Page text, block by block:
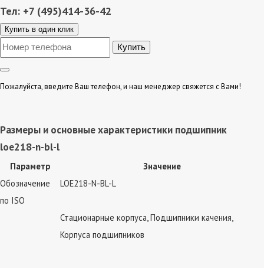
Тел: +7 (495)414-36-42
Купить в один клик
Пожалуйста, введите Ваш телефон, и наш менеджер свяжется с Вами!
Размеры и основные характеристики подшипник
loe218-n-bl-l
Параметр
Значение
Обозначение
по ISO
LOE218-N-BL-L
Стационарные корпуса, Подшипники качения,
Корпуса подшипников